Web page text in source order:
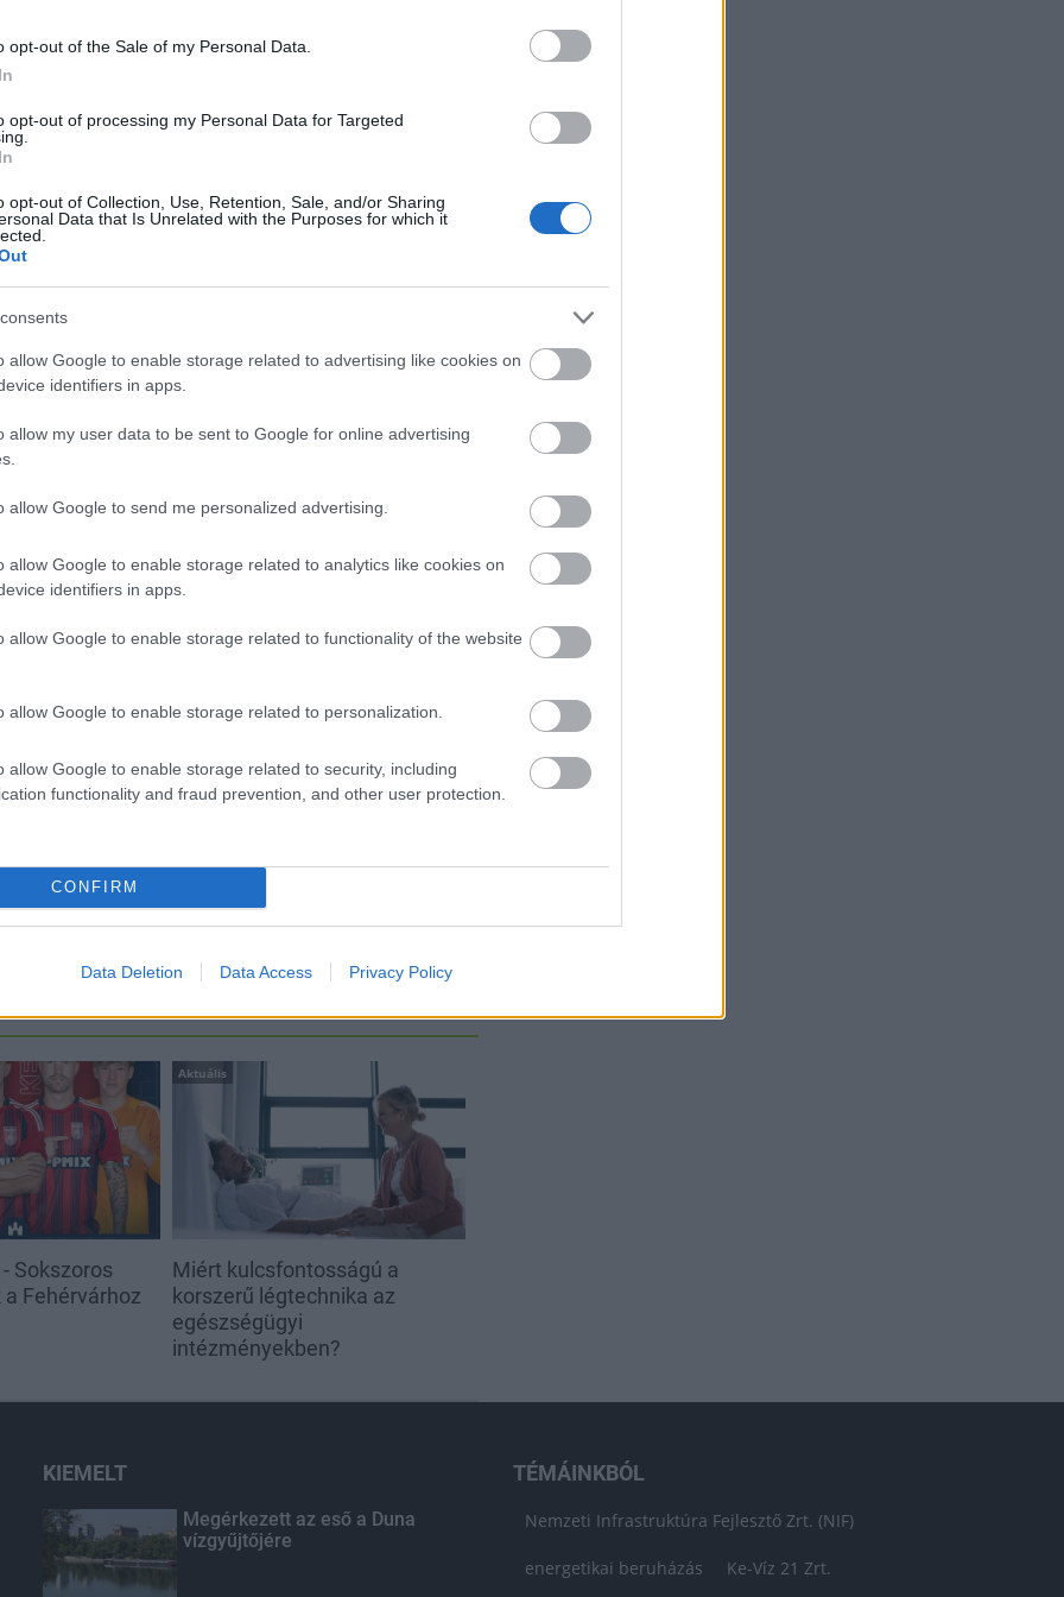
opt-out of the Sale of my Personal Data.
opt-out of processing my Personal Data for Targeted
opt-out of Collection, Use, Retention, Sale, and/or Sharing
Data that Is Unrelated with the Purposes for which it
allow Google to enable storage related to advertising like cookies on
identifiers in apps.
allow my user data to be sent to Google for online advertising
allow Google to send me personalized advertising.
allow Google to enable storage related to analytics like cookies on
identifiers in apps.
allow Google to enable storage related to functionality of the website
allow Google to enable storage related to personalization.
allow Google to enable storage related to security, including
functionality and fraud prevention, and other user protection.
CONFIRM
Data Deletion Data Access Privacy Policy
Új gyalogosátkelők és jelzőlámpás
Másfélszeresére bővítik
Hódmezővásárhely jó hírű
Látványos építési szakasz indult
be a Flórián téri felüljárón
árnyékában?
Sokszoros
Fehérvárhoz
Aktuális
Miért kulcsfontosságú a
korszerű légtechnika az
egészségügyi
intézményekben?
KIEMELT
Megérkezett az eső a Duna
vízgyűjtőjére
TÉMÁINKBÓL
Nemzeti Infrastruktúra Fejlesztő Zrt. (NIF)
energetikai beruházás Ke-Víz 21 Zrt.